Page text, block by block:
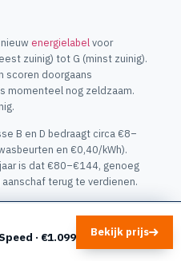
· €1.099 Bekijk prijs
energielabel voor
zuinig) tot G (minst zuinig).
scoren doorgaans
momenteel nog zeldzaam.
B en D bedraagt circa €8–
en €0,40/kWh).
is dat €80–€144, genoeg
terug te verdienen.
met 1600 toeren varieert van